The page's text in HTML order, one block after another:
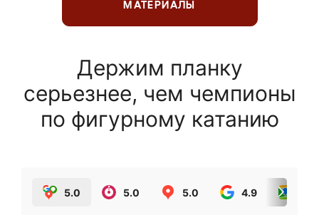
МАТЕРИАЛЫ
Держим планку
серьезнее, чем чемпионы
по фигурному катанию
5.0 5.0 5.0 4.9